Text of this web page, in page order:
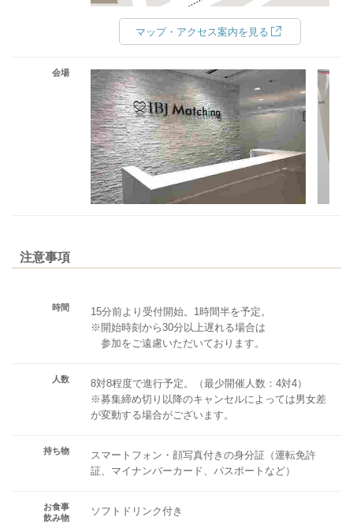
マップ・アクセス案内を見る
会場
注意事項
時間
15分前より受付開始。1時間半を予定。
※開始時刻から30分以上遅れる場合は
参加をご遠慮いただいております。
人数
8対8程度で進行予定。（最少開催人数：4対4）
※募集締め切り以降のキャンセルによっては男女差
が変動する場合がございます。
持ち物
スマートフォン・顔写真付きの身分証（運転免許
証、マイナンバーカード、パスポートなど）
お食事
飲み物
ソフトドリンク付き